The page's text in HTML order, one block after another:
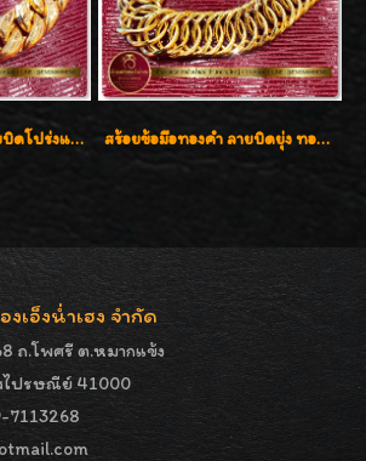
สร้อยข้อมือทองคำ ลายบิดโปร่งแกะลาย ทองคำ 96.5% น้ำหนัก 5 บาท สวยค่ะ สร้อยข้อมือทองคำ ลายบิดยุ่ง ทองคำ 96.5% น้ำหนัก 3 บาท สวยน่าสะสมค่ะ
เอ็งน่ำเฮง จำกัด
ถ.โพศรี ต.หมากแข้ง
ไปรษณีย์ 41000
7113268